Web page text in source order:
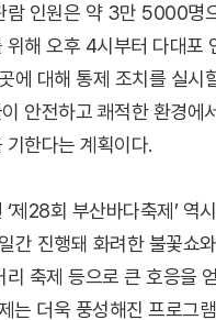
람 인원은 약 3만 5000명
위해 오후 4시부터 다대포
에 대해 통제 조치를 실시
안전하고 쾌적한 환경에
기한다는 계획이다.
‘제28회 부산바다축제’ 역
간 진행돼 화려한 불꽃쇼
리 축제 등으로 큰 호응을
는 더욱 풍성해진 프로그